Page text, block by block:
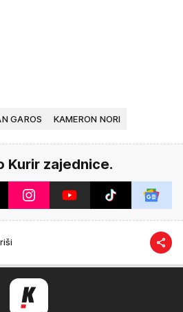
GAROS KAMERON NORI
Kurir zajednice.